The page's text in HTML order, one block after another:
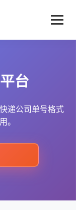
台
递公司单号格式
。